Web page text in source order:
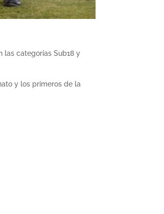
las categorías Sub18 y
y los primeros de la